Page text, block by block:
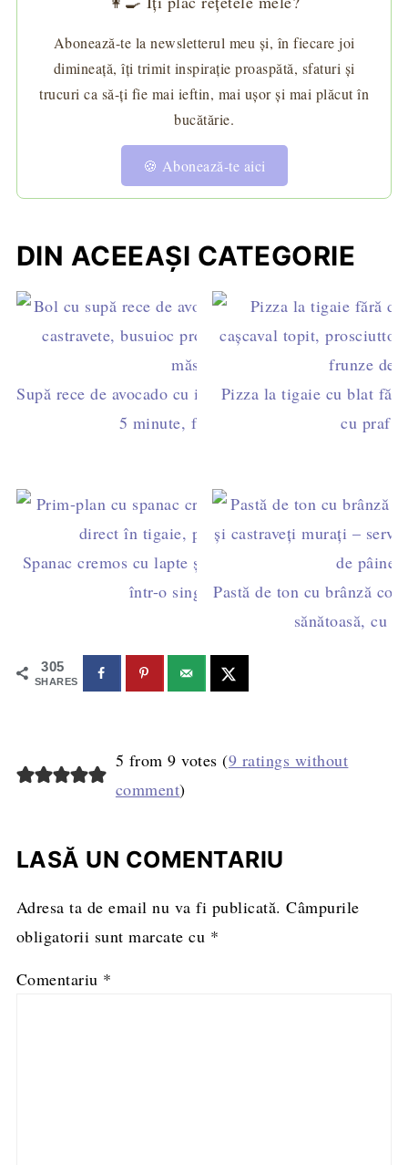
Abonează-te la newsletterul meu și, în fiecare joi
dimineață, îți trimit inspirație proaspătă, sfaturi și
trucuri ca să-ți fie mai ieftin, mai ușor și mai plăcut în
bucătărie.
🍪 Abonează-te aici
DIN ACEEAȘI CATEGORIE
Supă rece de avocado cu iaurt și castravete - gata în
5 minute, fără fierbere
Pizza la tigaie cu blat
cu praf
Spanac cremos cu lapte și ouă - rețeta fără rântaș,
într-o singură tigaiePastă de ton cu brânză
sănătoasă, cu
305
SHARES
5 from 9 votes (9 ratings without
comment)
LASĂ UN COMENTARIU
Adresa ta de email nu va fi publicată. Câmpurile
obligatorii sunt marcate cu *
Comentariu *